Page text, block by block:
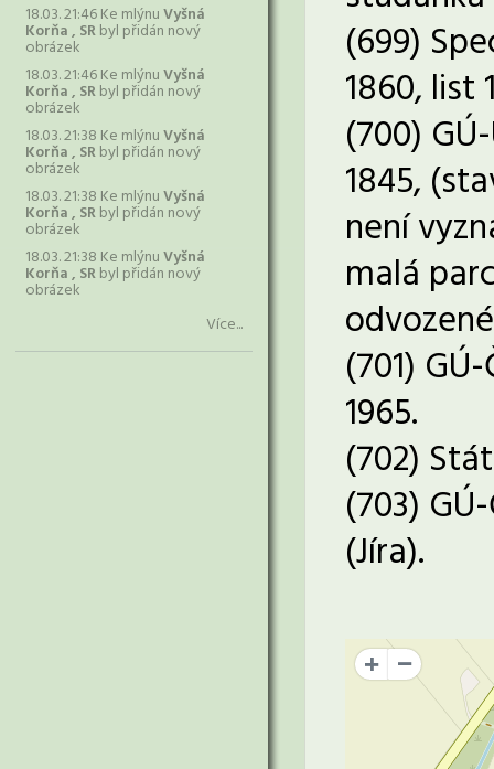
18.03. 21:46 Ke mlýnuVyšná
Korňa , SRbyl přidán nový
obrázek
18.03. 21:46 Ke mlýnuVyšná
Korňa , SRbyl přidán nový
obrázek
18.03. 21:38 Ke mlýnuVyšná
Korňa , SRbyl přidán nový
obrázek
18.03. 21:38 Ke mlýnuVyšná
Korňa , SRbyl přidán nový
obrázek
18.03. 21:38 Ke mlýnuVyšná
Korňa , SRbyl přidán nový
obrázek
Více...
(699)
1860, list
(700)
1845,
není
malá
(701)
1965.
(702)
(703)
(Jíra).
+